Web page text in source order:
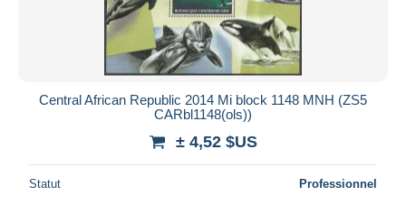
Central African Republic 2014 Mi block 1148 MNH (ZS5
CARbl1148(ols))
± 4,52 $US
Statut Professionnel